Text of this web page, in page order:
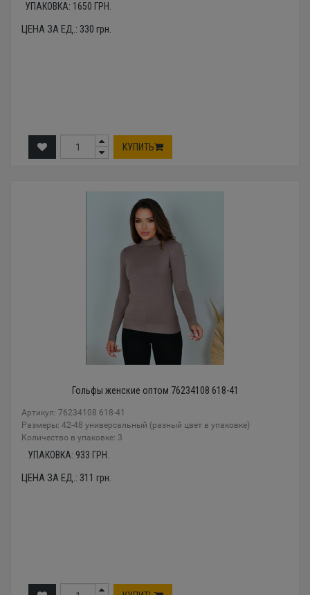
УПАКОВКА: 1650 ГРН.
ЦЕНА ЗА ЕД.: 330 грн.
КУПИТЬ
Гольфы женские оптом 76234108 618-41
Артикул: 76234108 618-41
Размеры: 42-48 универсальный (разный цвет в упаковке)
Количество в упаковке: 3
УПАКОВКА: 933 ГРН.
ЦЕНА ЗА ЕД.: 311 грн.